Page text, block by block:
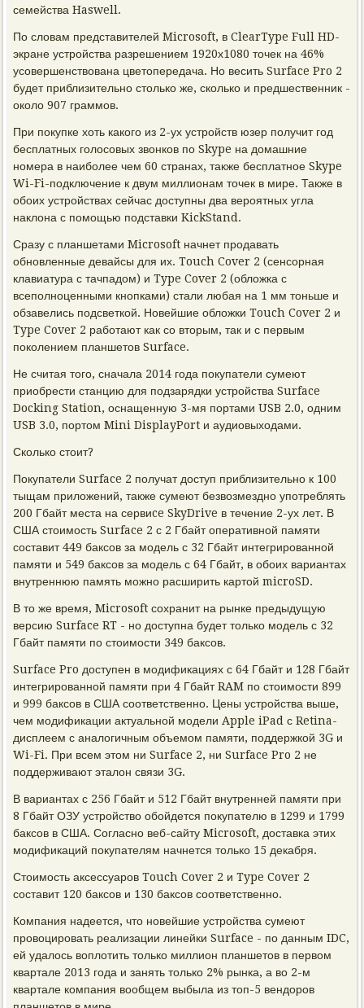
семейства Haswell.
По словам представителей Microsoft, в ClearType Full HD-
экране устройства разрешением 1920х1080 точек на 46%
усовершенствована цветопередача. Но весить Surface Pro 2
будет приблизительно столько же, сколько и предшественник -
около 907 граммов.
При покупке хоть какого из 2-ух устройств юзер получит год
бесплатных голосовых звонков по Skype на домашние
номера в наиболее чем 60 странах, также бесплатное Skype
Wi-Fi-подключение к двум миллионам точек в мире. Также в
обоих устройствах сейчас доступны два вероятных угла
наклона с помощью подставки KickStand.
Сразу с планшетами Microsoft начнет продавать
обновленные девайсы для их. Touch Cover 2 (сенсорная
клавиатура с тачпадом) и Type Cover 2 (обложка с
всеполноценными кнопками) стали любая на 1 мм тоньше и
обзавелись подсветкой. Новейшие обложки Touch Cover 2 и
Type Cover 2 работают как со вторым, так и с первым
поколением планшетов Surface.
Не считая того, сначала 2014 года покупатели сумеют
приобрести станцию для подзарядки устройства Surface
Docking Station, оснащенную 3-мя портами USB 2.0, одним
USB 3.0, портом Mini DisplayPort и аудиовыходами.
Сколько стоит?
Покупатели Surface 2 получат доступ приблизительно к 100
тыщам приложений, также сумеют безвозмездно употреблять
200 Гбайт места на сервиce SkyDrive в течение 2-ух лет. В
США стоимость Surface 2 с 2 Гбайт оперативной памяти
составит 449 баксов за модель с 32 Гбайт интегрированной
памяти и 549 баксов за модель с 64 Гбайт, в обоих вариантах
внутреннюю память можно расширить картой microSD.
В то же время, Microsoft сохранит на рынке предыдущую
версию Surface RT - но доступна будет только модель с 32
Гбайт памяти по стоимости 349 баксов.
Surface Pro доступен в модификациях с 64 Гбайт и 128 Гбайт
интегрированной памяти при 4 Гбайт RAM по стоимости 899
и 999 баксов в США соответственно. Цены устройства выше,
чем модификации актуальной модели Apple iPad с Retina-
дисплеем с аналогичным объемом памяти, поддержкой 3G и
Wi-Fi. При всем этом ни Surface 2, ни Surface Pro 2 не
поддерживают эталон связи 3G.
В вариантах с 256 Гбайт и 512 Гбайт внутренней памяти при
8 Гбайт ОЗУ устройство обойдется покупателю в 1299 и 1799
баксов в США. Согласно веб-сайту Microsoft, доставка этих
модификаций покупателям начнется только 15 декабря.
Стоимость аксессуаров Touch Cover 2 и Type Cover 2
составит 120 баксов и 130 баксов соответственно.
Компания надеется, что новейшие устройства сумеют
провоцировать реализации линейки Surface - по данным IDC,
ей удалось воплотить только миллион планшетов в первом
квартале 2013 года и занять только 2% рынка, а во 2-м
квартале компания вообщем выбыла из топ-5 вендоров